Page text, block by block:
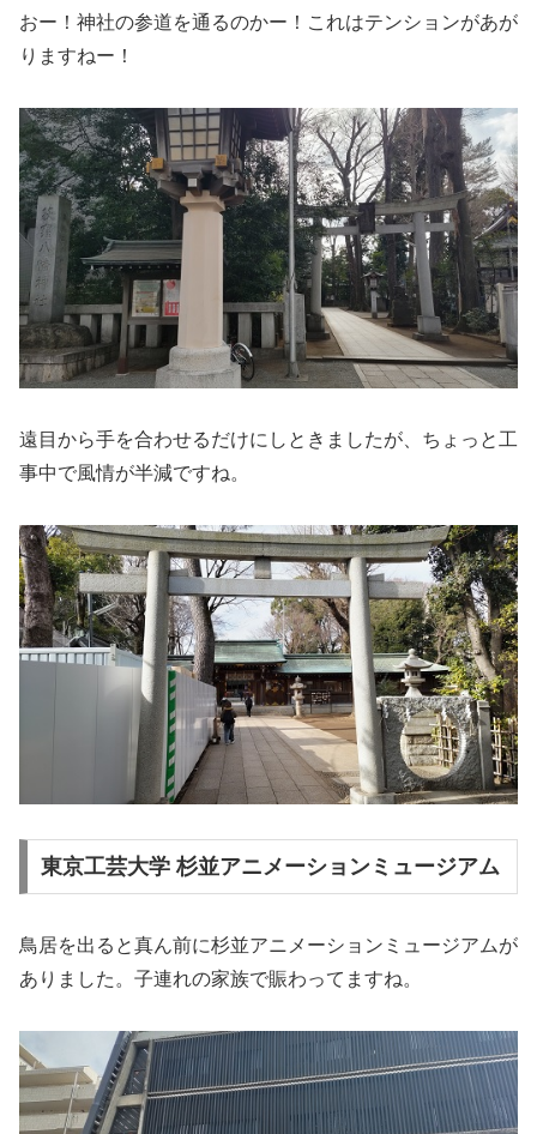
おー！神社の参道を通るのかー！これはテンションがあが
りますねー！
遠目から手を合わせるだけにしときましたが、ちょっと工
事中で風情が半減ですね。
東京工芸大学 杉並アニメーションミュージアム
鳥居を出ると真ん前に杉並アニメーションミュージアムが
ありました。子連れの家族で賑わってますね。